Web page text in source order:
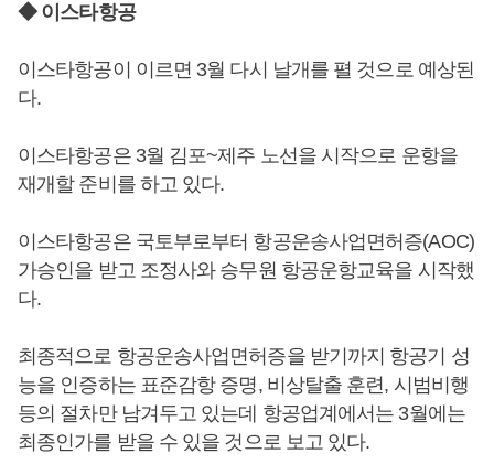
◆ 이스타항공
이스타항공이 이르면 3월 다시 날개를 펼 것으로 예상된
다.
이스타항공은 3월 김포~제주 노선을 시작으로 운항을
재개할 준비를 하고 있다.
이스타항공은 국토부로부터 항공운송사업면허증(AOC)
가승인을 받고 조정사와 승무원 항공운항교육을 시작했
다.
최종적으로 항공운송사업면허증을 받기까지 항공기 성
능을 인증하는 표준감항 증명, 비상탈출 훈련, 시범비행
등의 절차만 남겨두고 있는데 항공업계에서는 3월에는
최종인가를 받을 수 있을 것으로 보고 있다.